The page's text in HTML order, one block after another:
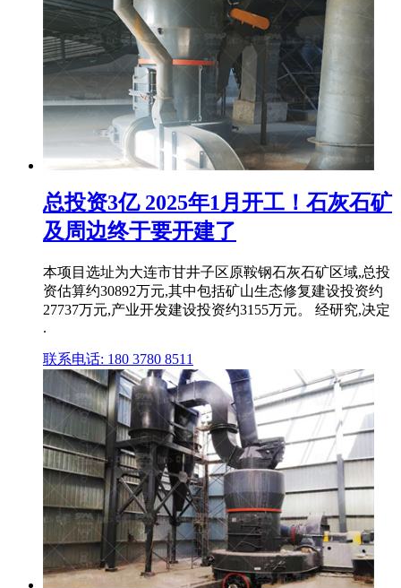
总投资3亿 2025年1月开工！石灰石矿
及周边终于要开建了
本项目选址为大连市甘井子区原鞍钢石灰石矿区域,总投
资估算约30892万元,其中包括矿山生态修复建设投资约
27737万元,产业开发建设投资约3155万元。 经研究,决定
.
联系电话: 180 3780 8511